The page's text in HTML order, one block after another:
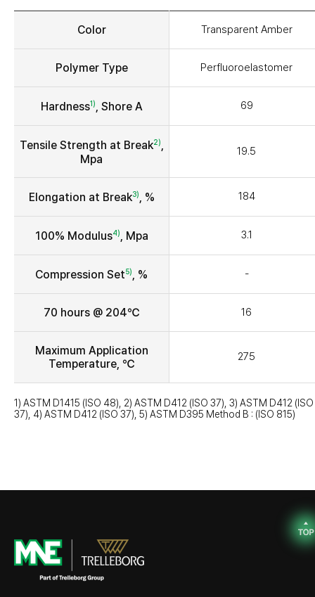
Color Transparent Amber
Polymer Type Perfluoroelastomer
Hardness1), Shore A 69
Tensile Strength at Break2),
Mpa
19.5
Elongation at Break3), % 184
100% Modulus4), Mpa 3.1
Compression Set5), % -
70 hours @ 204℃ 16
Maximum Application
Temperature, ℃
275
1) ASTM D1415 (ISO 48), 2) ASTM D412 (ISO 37), 3) ASTM D412 (ISO
37), 4) ASTM D412 (ISO 37), 5) ASTM D395 Method B : (ISO 815)